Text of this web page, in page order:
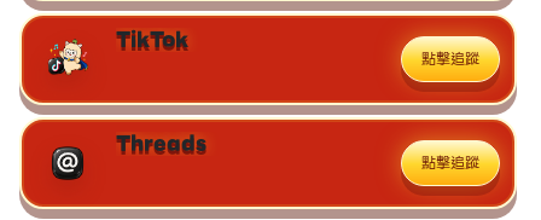
TikTok
點擊追蹤
Threads
點擊追蹤